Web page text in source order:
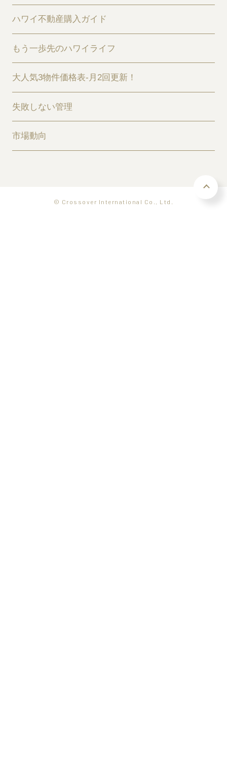
ハワイ不動産購入ガイド
もう一歩先のハワイライフ
大人気3物件価格表-月2回更新！
失敗しない管理
市場動向
© Crossover International Co., Ltd.